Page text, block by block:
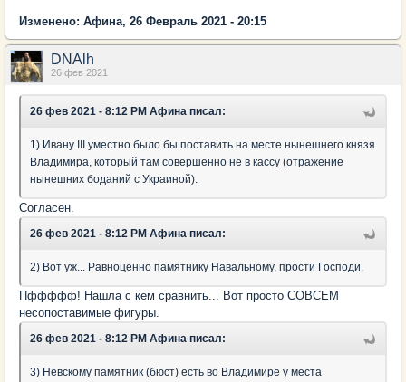
Изменено: Афина, 26 Февраль 2021 - 20:15
DNAlh
26 фев 2021
26 фев 2021 - 8:12 PM Афина писал:
1) Ивану III уместно было бы поставить на месте нынешнего князя
Владимира, который там совершенно не в кассу (отражение
нынешних боданий с Украиной).
Согласен.
26 фев 2021 - 8:12 PM Афина писал:
2) Вот уж... Равноценно памятнику Навальному, прости Господи.
Пффффф! Нашла с кем сравнить... Вот просто СОВСЕМ
несопоставимые фигуры.
26 фев 2021 - 8:12 PM Афина писал:
3) Невскому памятник (бюст) есть во Владимире у места